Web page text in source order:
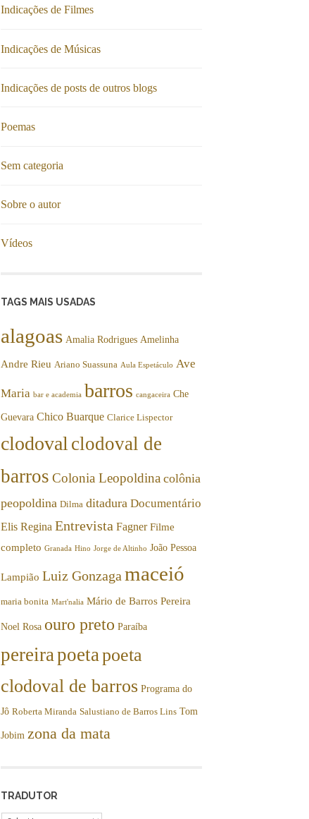
Indicações de Filmes
Indicações de Músicas
Indicações de posts de outros blogs
Poemas
Sem categoria
Sobre o autor
Vídeos
TAGS MAIS USADAS
alagoas Amalia Rodrigues Amelinha
Andre Rieu Ariano Suassuna Aula Espetáculo Ave
Maria bar e academia barros cangaceira Che
Guevara Chico Buarque Clarice Lispector
clodoval clodoval de
barros Colonia Leopoldina colônia
peopoldina Dilma ditadura Documentário
Elis Regina Entrevista Fagner Filme
completo Granada Hino Jorge de Altinho João Pessoa
Lampião Luiz Gonzaga maceió
maria bonita Mart'nalia Mário de Barros Pereira
Noel Rosa ouro preto Paraíba
pereira poeta poeta
clodoval de barros Programa do
Jô Roberta Miranda Salustiano de Barros Lins Tom
Jobim zona da mata
TRADUTOR